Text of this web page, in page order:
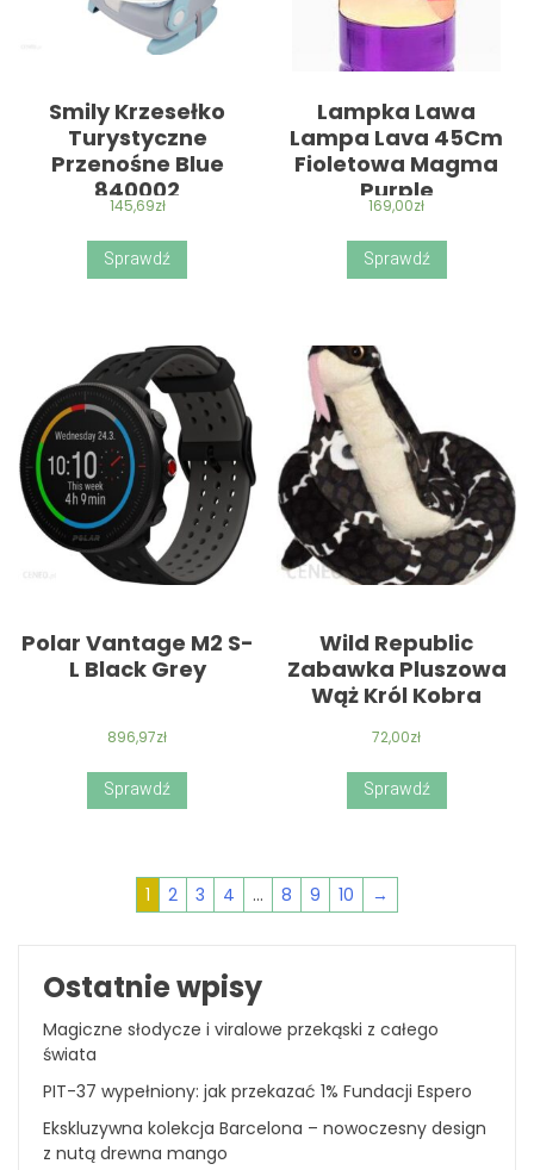
Smily Krzesełko
Turystyczne
Przenośne Blue
840002
145,69zł
Sprawdź
Lampka Lawa
Lampa Lava 45Cm
Fioletowa Magma
Purple
169,00zł
Sprawdź
Polar Vantage M2 S-
L Black Grey
896,97zł
Sprawdź
Wild Republic
Zabawka Pluszowa
Wąż Król Kobra
72,00zł
Sprawdź
1 2 3 4 … 8 9 10 →
Ostatnie wpisy
Magiczne słodycze i viralowe przekąski z całego
świata
PIT-37 wypełniony: jak przekazać 1% Fundacji Espero
Ekskluzywna kolekcja Barcelona – nowoczesny design
z nutą drewna mango